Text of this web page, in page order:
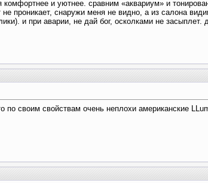
и уютнее. сравним «аквариум» и
проникает, снаружи меня не видно, а из салона
и при аварии, не дай бог, осколками не
по своим свойствам очень неплохи американские